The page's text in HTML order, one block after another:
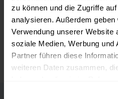
zu können und die Zugriffe
analysieren. Außerdem
Verwendung unserer Website
soziale Medien, Werbung und
Partner führen diese
weiteren Daten zusammen,
5.000 Liter
Preise für Heizöl in
Liter inkl. MwSt. und